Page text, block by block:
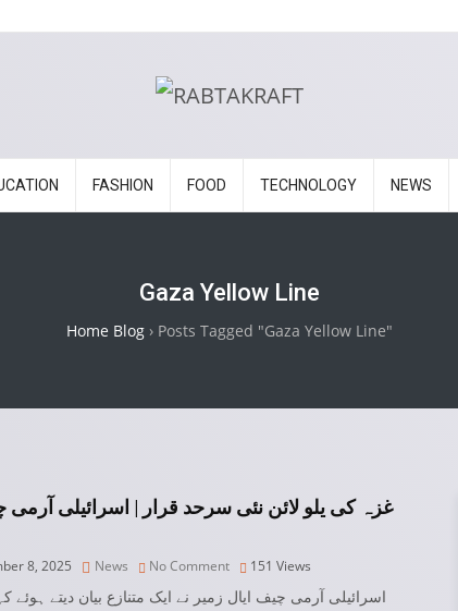
FASHION FOOD TECHNOLOGY NEWS
Gaza Yellow Line
Home Blog › Posts Tagged "Gaza Yellow Line"
غزہ کی یلو لائن نئی سرحد قرار | اسرائیلی آرمی
8, 2025 News No Comment 151 Views
اسرائیلی آرمی چیف ایال زمیر نے ایک متنازع بیان دیتے ہوئے